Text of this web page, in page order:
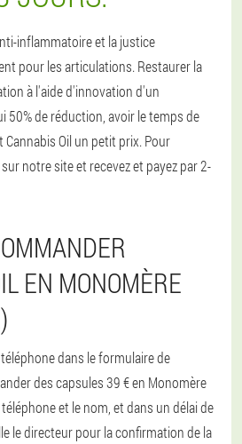
inflammatoire et la justice
pour les articulations. Restaurer la
à l'aide d'innovation d'un
50% de réduction, avoir le temps de
Oil un petit prix. Pour
notre site et recevez et payez par 2-
EN MONOMÈRE
dans le formulaire de
des capsules 39 € en Monomère
et le nom, et dans un délai de
le directeur pour la confirmation de la